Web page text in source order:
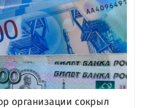
организации сокрыл